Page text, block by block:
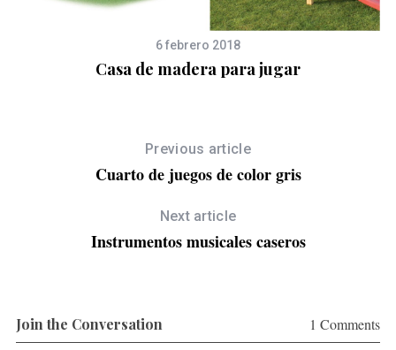
6 febrero 2018
Casa de madera para jugar
Previous article
Cuarto de juegos de color gris
Next article
Instrumentos musicales caseros
Join the Conversation 1 Comments